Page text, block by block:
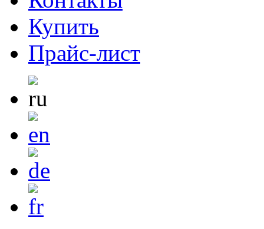
Купить
Прайс-лист